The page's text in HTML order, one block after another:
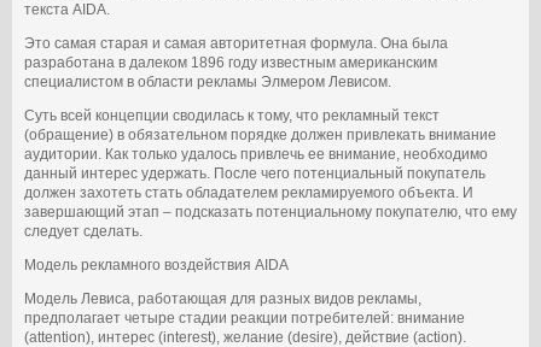
текста AIDA.
Это самая старая и самая авторитетная формула. Она была
разработана в далеком 1896 году известным американским
специалистом в области рекламы Элмером Левисом.
Суть всей концепции сводилась к тому, что рекламный текст
(обращение) в обязательном порядке должен привлекать внимание
аудитории. Как только удалось привлечь ее внимание, необходимо
данный интерес удержать. После чего потенциальный покупатель
должен захотеть стать обладателем рекламируемого объекта. И
завершающий этап – подсказать потенциальному покупателю, что ему
следует сделать.
Модель рекламного воздействия AIDA
Модель Левиса, работающая для разных видов рекламы,
предполагает четыре стадии реакции потребителей: внимание
(attention), интерес (interest), желание (desire), действие (action).